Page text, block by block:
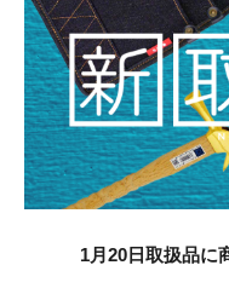
マルキン印
庖斬巴
お知らせ
採用情報1月20日取扱品